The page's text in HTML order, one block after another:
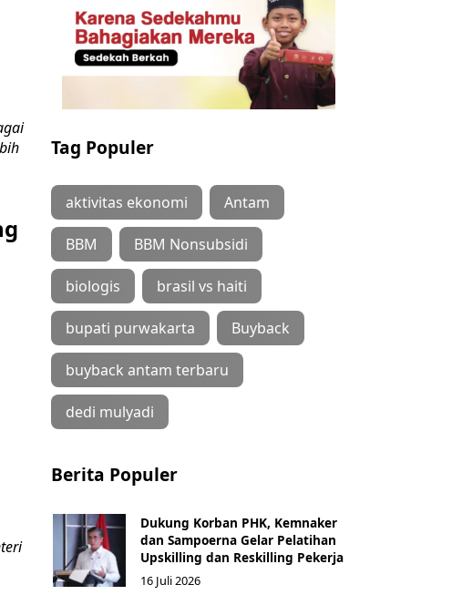
Tag Populer
aktivitas ekonomi Antam
BBM BBM Nonsubsidi
biologis brasil vs haiti
bupati purwakarta Buyback
buyback antam terbaru
dedi mulyadi
Berita Populer
Dukung Korban PHK, Kemnaker
dan Sampoerna Gelar Pelatihan
Upskilling dan Reskilling Pekerja
16 Juli 2026